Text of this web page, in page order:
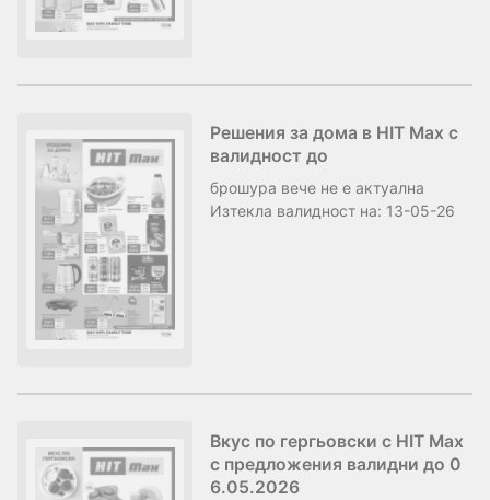
Решения за дома в HIT Max с
валидност до
брошура вече не е актуална
Изтекла валидност на: 13-05-26
Вкус по гергьовски с HIT Max
с предложения валидни до 0
6.05.2026